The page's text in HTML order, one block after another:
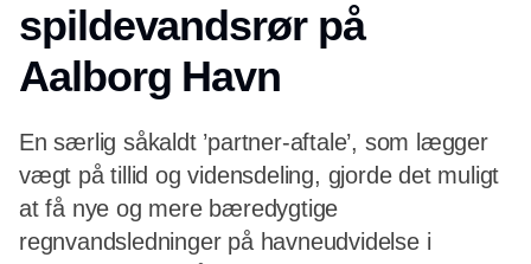
spildevandsrør på
Aalborg Havn
En særlig såkaldt ’partner-aftale’, som lægger
vægt på tillid og vidensdeling, gjorde det muligt
at få nye og mere bæredygtige
regnvandsledninger på havneudvidelse i